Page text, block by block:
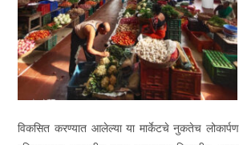
विकसित करण्यात आलेल्या या मार्केटचे नुकतेच